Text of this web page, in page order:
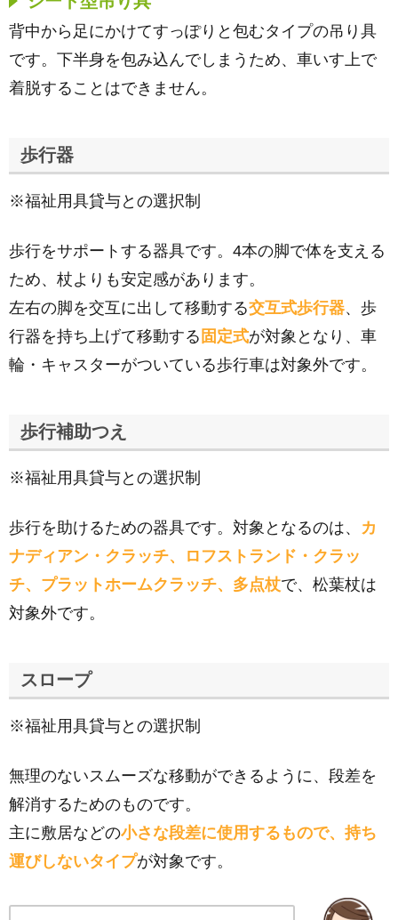
背中から足にかけてすっぽりと包むタイプの吊り具
です。下半身を包み込んでしまうため、車いす上で
着脱することはできません。
歩行器
※福祉用具貸与との選択制
歩行をサポートする器具です。4本の脚で体を支える
ため、杖よりも安定感があります。
左右の脚を交互に出して移動する交互式歩行器、歩
行器を持ち上げて移動する 固定式が対象となり、車
輪・キャスターがついている歩行車は対象外です。
歩行補助つえ
※福祉用具貸与との選択制
歩行を助けるための器具です。対象となるのは、 カ
ナディアン・クラッチ、ロフストランド・クラッ
チ、プラットホームクラッチ、多点杖で、松葉杖は
対象外です。
スロープ
※福祉用具貸与との選択制
無理のないスムーズな移動ができるように、段差を
解消するためのものです。
主に敷居などの小さな段差に使用するもので、持ち
運びしないタイプが対象です。